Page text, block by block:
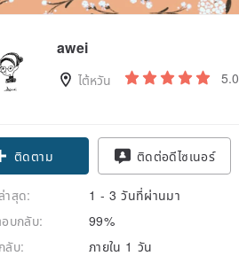
awei
ไต้หวัน 5.0
ติดตาม ติดต่อดีไซเนอร์
าสุด:
1 - 3 วันที่ผ่านมา
อบกลับ:
99%
ลับ:
ภายใน 1 วัน